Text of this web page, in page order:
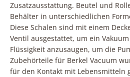
Zusatzausstattung. Beutel und
Behälter in unterschiedlichen
Diese Schalen sind mit einem
Ventil ausgestattet, um ein
Flüssigkeit anzusaugen, um die
Zubehörteile für Berkel Vacuum
für den Kontakt mit Lebensmitteln